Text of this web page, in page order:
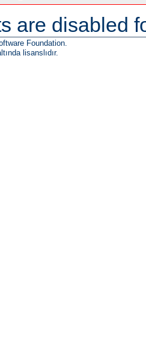
are disabled
Foundation.
lisanslıdır.